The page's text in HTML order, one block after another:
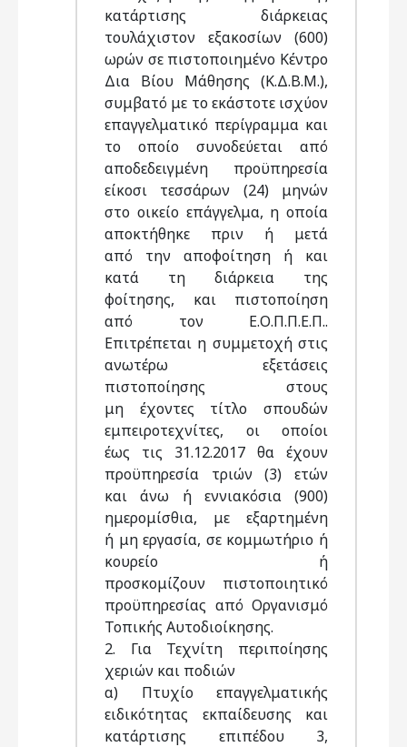
κατάρτισης διάρκειας
τουλάχιστον εξακοσίων (600)
ωρών σε πιστοποιημένο Κέντρο
Δια Βίου Μάθησης (Κ.Δ.Β.Μ.),
συμβατό με το εκάστοτε ισχύον
επαγγελματικό περίγραμμα και
το οποίο συνοδεύεται από
αποδεδειγμένη προϋπηρεσία
είκοσι τεσσάρων (24) μηνών
στο οικείο επάγγελμα, η οποία
αποκτήθηκε πριν ή μετά
από την αποφοίτηση ή και
κατά τη διάρκεια της
φοίτησης, και πιστοποίηση
από τον Ε.Ο.Π.Π.Ε.Π..
Επιτρέπεται η συμμετοχή στις
ανωτέρω εξετάσεις
πιστοποίησης στους
μη έχοντες τίτλο σπουδών
εμπειροτεχνίτες, οι οποίοι
έως τις 31.12.2017 θα έχουν
προϋπηρεσία τριών (3) ετών
και άνω ή εννιακόσια (900)
ημερομίσθια, με εξαρτημένη
ή μη εργασία, σε κομμωτήριο ή
κουρείο ή
προσκομίζουν πιστοποιητικό
προϋπηρεσίας από Οργανισμό
Τοπικής Αυτοδιοίκησης.
2. Για Τεχνίτη περιποίησης
χεριών και ποδιών
α) Πτυχίο επαγγελματικής
ειδικότητας εκπαίδευσης και
κατάρτισης επιπέδου 3,